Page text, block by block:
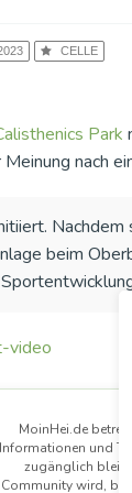
CELLE
Park
nach
beim
video
MoinHei.de
Informationen und
zugänglich
Community wird,